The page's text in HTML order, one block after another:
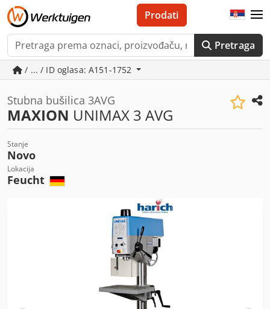
Pretraga
Prodati
/ ... / ID oglasa: A151-1752
Stubna bušilica 3AVG
MAXION UNIMAX 3 AVG
Stanje
Novo
Lokacija
Feucht